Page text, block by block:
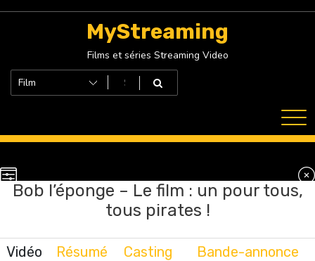
MyStreaming
Films et séries Streaming Video
Bob l’éponge – Le film : un pour tous,
tous pirates !
Vidéo Résumé Casting Bande-annonce